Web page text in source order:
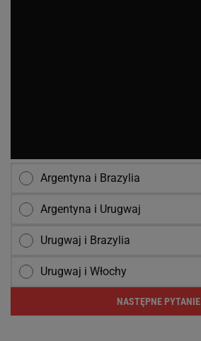
Argentyna i Brazylia
Argentyna i Urugwaj
Urugwaj i Brazylia
Urugwaj i Włochy
NASTĘPNE PYTANIE